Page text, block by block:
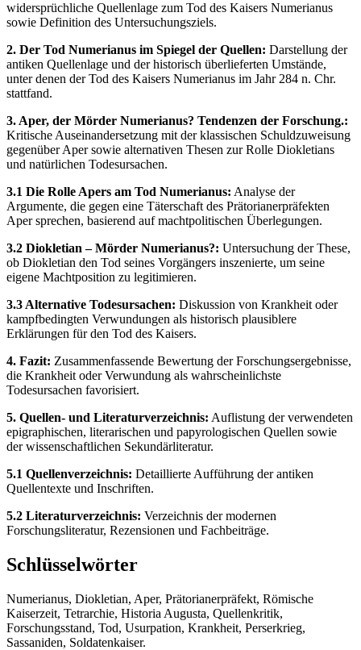
widersprüchliche Quellenlage zum Tod des Kaisers Numerianus
sowie Definition des Untersuchungsziels.
2. Der Tod Numerianus im Spiegel der Quellen: Darstellung der
antiken Quellenlage und der historisch überlieferten Umstände,
unter denen der Tod des Kaisers Numerianus im Jahr 284 n. Chr.
stattfand.
3. Aper, der Mörder Numerianus? Tendenzen der Forschung.:
Kritische Auseinandersetzung mit der klassischen Schuldzuweisung
gegenüber Aper sowie alternativen Thesen zur Rolle Diokletians
und natürlichen Todesursachen.
3.1 Die Rolle Apers am Tod Numerianus: Analyse der
Argumente, die gegen eine Täterschaft des Prätorianerpräfekten
Aper sprechen, basierend auf machtpolitischen Überlegungen.
3.2 Diokletian – Mörder Numerianus?: Untersuchung der These,
ob Diokletian den Tod seines Vorgängers inszenierte, um seine
eigene Machtposition zu legitimieren.
3.3 Alternative Todesursachen: Diskussion von Krankheit oder
kampfbedingten Verwundungen als historisch plausiblere
Erklärungen für den Tod des Kaisers.
4. Fazit: Zusammenfassende Bewertung der Forschungsergebnisse,
die Krankheit oder Verwundung als wahrscheinlichste
Todesursachen favorisiert.
5. Quellen- und Literaturverzeichnis: Auflistung der verwendeten
epigraphischen, literarischen und papyrologischen Quellen sowie
der wissenschaftlichen Sekundärliteratur.
5.1 Quellenverzeichnis: Detaillierte Aufführung der antiken
Quellentexte und Inschriften.
5.2 Literaturverzeichnis: Verzeichnis der modernen
Forschungsliteratur, Rezensionen und Fachbeiträge.
Schlüsselwörter
Numerianus, Diokletian, Aper, Prätorianerpräfekt, Römische
Kaiserzeit, Tetrarchie, Historia Augusta, Quellenkritik,
Forschungsstand, Tod, Usurpation, Krankheit, Perserkrieg,
Sassaniden, Soldatenkaiser.